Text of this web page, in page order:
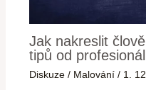
Jak nakreslit
tipů od
Diskuze / Malování / 1.